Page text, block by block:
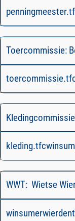
Toercommissie:
WWT: Wietse